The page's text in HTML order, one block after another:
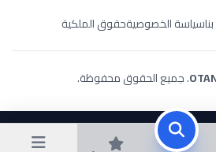
سياسة الخصوصيةحقوق الملكية
. جميع الحقوق محفوظة.